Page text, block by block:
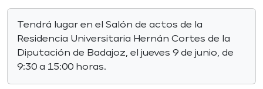
Tendrá lugar en el Salón de actos de la
Residencia Universitaria Hernán Cortes de la
Diputación de Badajoz, el jueves 9 de junio, de
9:30 a 15:00 horas.